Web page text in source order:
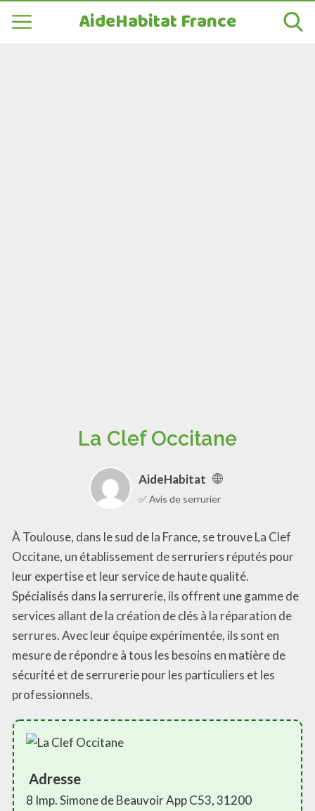
AideHabitat France
La Clef Occitane
AideHabitat
✅ Avis de serrurier
À Toulouse, dans le sud de la France, se trouve La Clef
Occitane, un établissement de serruriers réputés pour
leur expertise et leur service de haute qualité.
Spécialisés dans la serrurerie, ils offrent une gamme de
services allant de la création de clés à la réparation de
serrures. Avec leur équipe expérimentée, ils sont en
mesure de répondre à tous les besoins en matière de
sécurité et de serrurerie pour les particuliers et les
professionnels.
Adresse
8 Imp. Simone de Beauvoir App C53, 31200